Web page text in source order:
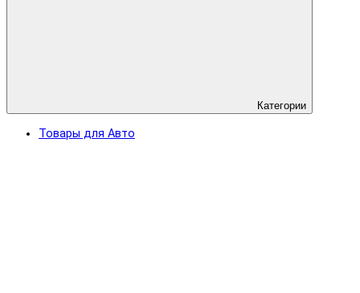
Категории
Товары для Авто